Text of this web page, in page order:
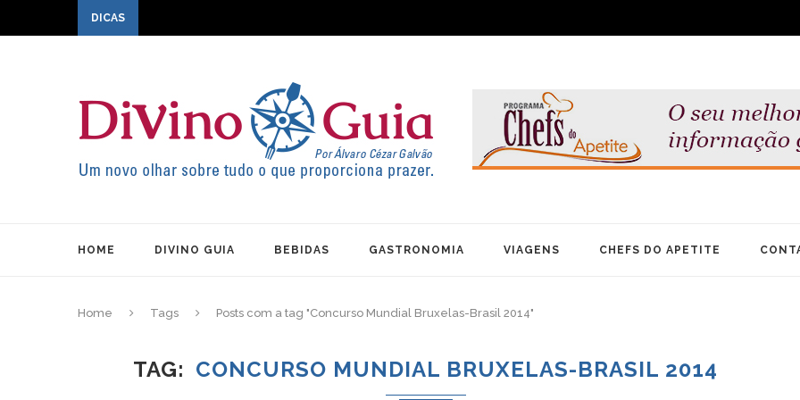
DICAS
HOME DIVINO GUIA BEBIDAS GASTRONOMIA VIAGENS CHEFS DO APETITE
Home Tags Posts com a tag "Concurso Mundial Bruxelas-Brasil 2014"
TAG CONCURSO MUNDIAL BRUXELAS-BRASIL 2014